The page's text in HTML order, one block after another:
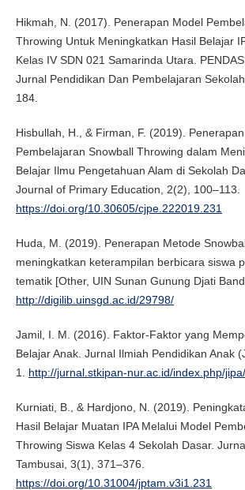
Hikmah, N. (2017). Penerapan Model
Throwing Untuk Meningkatkan Hasil Belajar
Kelas IV SDN 021 Samarinda Utara.
Jurnal Pendidikan Dan Pembelajaran
184.
Hisbullah, H., & Firman, F. (2019).
Pembelajaran Snowball Throwing dalam
Belajar Ilmu Pengetahuan Alam di Sekolah
Journal of Primary Education, 2(2), 100–113.
https://doi.org/10.30605/cjpe.222019.231
Huda, M. (2019). Penerapan Metode
meningkatkan keterampilan berbicara siswa
tematik [Other, UIN Sunan Gunung Djati
http://digilib.uinsgd.ac.id/29798/
Jamil, I. M. (2016). Faktor-Faktor yang
Belajar Anak. Jurnal Ilmiah Pendidikan Anak
1. http://jurnal.stkipan-nur.ac.id/index.php/
Kurniati, B., & Hardjono, N. (2019).
Hasil Belajar Muatan IPA Melalui Model
Throwing Siswa Kelas 4 Sekolah Dasar.
Tambusai, 3(1), 371–376.
https://doi.org/10.31004/jptam.v3i1.231